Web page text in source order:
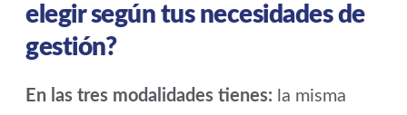
elegir según tus necesidades de
gestión?
En las tres modalidades tienes: la misma